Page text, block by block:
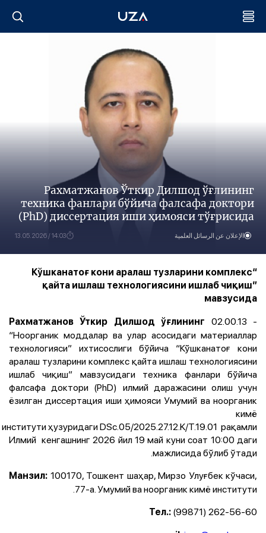
Рахматжанов Ўткир Дилшод ўғлининг
техника фанлари бўйича фалсафа доктори
(PhD) диссертация иши ҳимояси тўғрисида
الإعلان عن الرسائل العلمية 14:03 / 13.05.2026
“Кўшканатоғ кони аралаш тузларини комплекс
қайта ишлаш технологиясини ишлаб чиқиш”
мавзусида
Рахматжанов Ўткир Дилшод ўғлининг
02.00.13 -
“Ноорганик моддалар ва улар асосидаги материаллар
технологияси” ихтисослиги бўйича “Кўшканатоғ кони
аралаш тузларини комплекс қайта ишлаш технологиясини
ишлаб чиқиш” мавзусидаги техника фанлари бўйича
фалсафа доктори (PhD) илмий даражасини олиш учун
ёзилган диссертация иши ҳимояси Умумий ва ноорганик
кимё
институти ҳузуридаги DSc.05/2025.27.12.K/T.19.01 рақамли
Илмий кенгашнинг 2026 йил 19 май куни соат 10:00 даги
мажлисида бўлиб ўтади.
Манзил: 100170, Тошкент шаҳар, Мирзо Улуғбек кўчаси,
77-a. Умумий ва ноорганик кимё институти.
Тел.: (99871) 262-56-60